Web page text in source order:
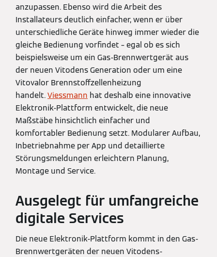
anzupassen. Ebenso wird die Arbeit des
Installateurs deutlich einfacher, wenn er über
unterschiedliche Geräte hinweg immer wieder die
gleiche Bedienung vorfindet – egal ob es sich
beispielsweise um ein Gas-Brennwertgerät aus
der neuen Vitodens Generation oder um eine
Vitovalor Brennstoffzellenheizung
handelt.Viessmann hat deshalb eine innovative
Elektronik-Plattform entwickelt, die neue
Maßstäbe hinsichtlich einfacher und
komfortabler Bedienung setzt. Modularer Aufbau,
Inbetriebnahme per App und detaillierte
Störungsmeldungen erleichtern Planung,
Montage und Service.
Ausgelegt für umfangreiche
digitale Services
Die neue Elektronik-Plattform kommt in den Gas-
Brennwertgeräten der neuen Vitodens-